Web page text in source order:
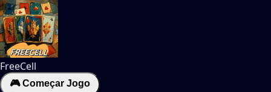
FreeCell
🎮 Começar Jogo